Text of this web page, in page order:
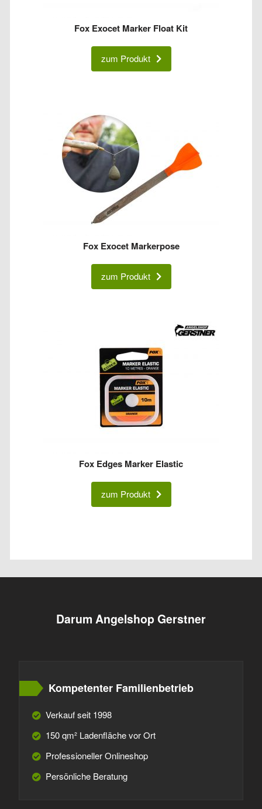
Fox Exocet Marker Float Kit
zum Produkt
Fox Exocet Markerpose
zum Produkt
Fox Edges Marker Elastic
zum Produkt
Darum Angelshop Gerstner
Kompetenter Familienbetrieb
Verkauf seit 1998
150 qm² Ladenfläche vor Ort
Professioneller Onlineshop
Persönliche Beratung